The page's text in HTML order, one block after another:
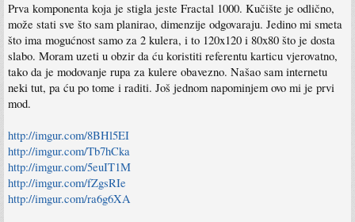
Prva komponenta koja je stigla jeste Fractal 1000. Kučište je odlično,
može stati sve što sam planirao, dimenzije odgovaraju. Jedino mi smeta
što ima mogućnost samo za 2 kulera, i to 120x120 i 80x80 što je dosta
slabo. Moram uzeti u obzir da ću koristiti referentu karticu vjerovatno,
tako da je modovanje rupa za kulere obavezno. Našao sam internetu
neki tut, pa ću po tome i raditi. Još jednom napominjem ovo mi je prvi
mod.
http://imgur.com/8BHl5EI
http://imgur.com/Tb7hCka
http://imgur.com/5euIT1M
http://imgur.com/fZgsRIe
http://imgur.com/ra6g6XA